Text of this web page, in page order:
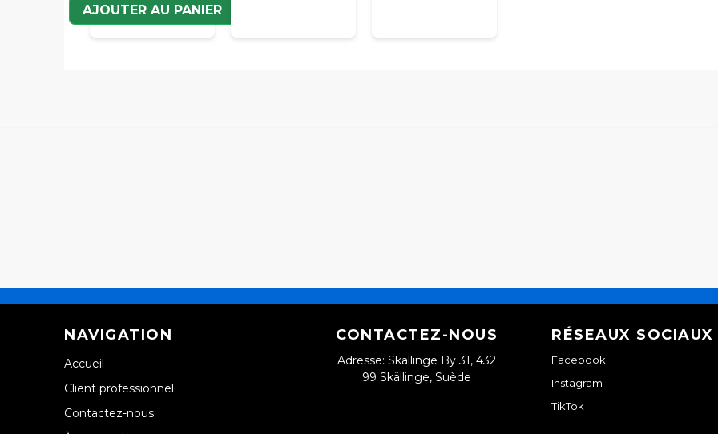
AJOUTER AU PANIER
NAVIGATION
Accueil
Client professionnel
Contactez-nous
CONTACTEZ-NOUS
Adresse: Skällinge By 31, 432
99 Skällinge, Suède
RÉSEAUX SOCIAUX
Facebook
Instagram
TikTok